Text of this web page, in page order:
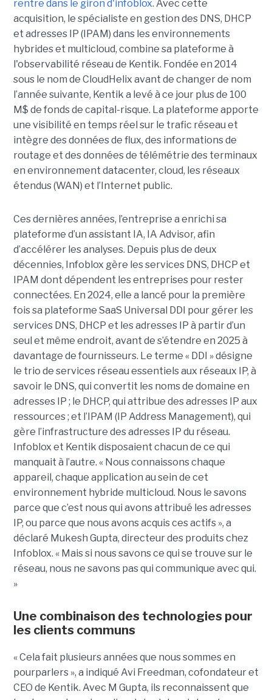
rentre dans le giron d'infoblox. Avec cette
acquisition, le spécialiste en gestion des DNS, DHCP
et adresses IP (IPAM) dans les environnements
hybrides et multicloud, combine sa plateforme à
l'observabilité réseau de Kentik. Fondée en 2014
sous le nom de CloudHelix avant de changer de nom
l’année suivante, Kentik a levé à ce jour plus de 100
M$ de fonds de capital-risque. La plateforme apporte
une visibilité en temps réel sur le trafic réseau et
intègre des données de flux, des informations de
routage et des données de télémétrie des terminaux
en environnement datacenter, cloud, les réseaux
étendus (WAN) et l’Internet public.
Ces dernières années, l’entreprise a enrichi sa
plateforme d’un assistant IA, IA Advisor, afin
d’accélérer les analyses. Depuis plus de deux
décennies, Infoblox gère les services DNS, DHCP et
IPAM dont dépendent les entreprises pour rester
connectées. En 2024, elle a lancé pour la première
fois sa plateforme SaaS Universal DDI pour gérer les
services DNS, DHCP et les adresses IP à partir d’un
seul et même endroit, avant de s’étendre en 2025 à
davantage de fournisseurs. Le terme « DDI » désigne
le trio de services réseau essentiels aux réseaux IP, à
savoir le DNS, qui convertit les noms de domaine en
adresses IP ; le DHCP, qui attribue des adresses IP aux
ressources ; et l’IPAM (IP Address Management), qui
gère l’infrastructure des adresses IP du réseau.
Infoblox et Kentik disposaient chacun de ce qui
manquait à l’autre. « Nous connaissons chaque
appareil, chaque application au sein de cet
environnement hybride multicloud. Nous le savons
parce que c’est nous qui avons attribué les adresses
IP, ou parce que nous avons acquis ces actifs », a
déclaré Mukesh Gupta, directeur des produits chez
Infoblox. « Mais si nous savons ce qui se trouve sur le
réseau, nous ne savons pas qui communique avec qui.
»
Une combinaison des technologies pour
les clients communs
« Cela fait plusieurs années que nous sommes en
pourparlers », a indiqué Avi Freedman, cofondateur et
CEO de Kentik. Avec M Gupta, ils reconnaissent que